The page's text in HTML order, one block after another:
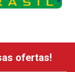
ofertas!